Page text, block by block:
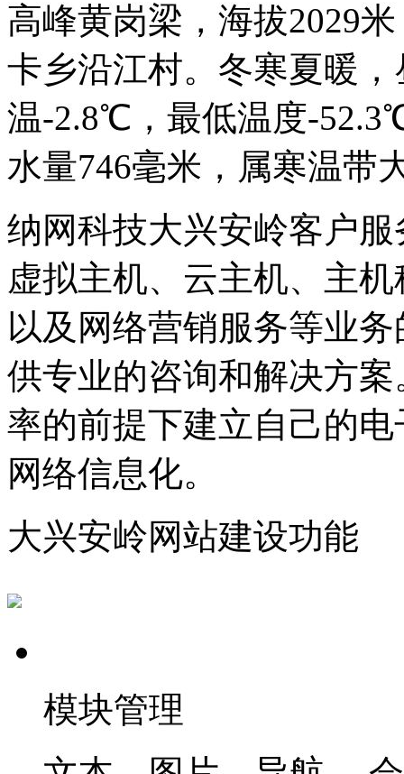
高峰黄岗梁，海拔2029
卡乡沿江村。冬寒夏暖
温-2.8℃，最低温度-
水量746毫米，属寒温带
纳网科技大兴安岭客户
虚拟主机、云主机、主
以及网络营销服务等业
供专业的咨询和解决方
率的前提下建立自己的
网络信息化。
大兴安岭网站建设功能
模块管理